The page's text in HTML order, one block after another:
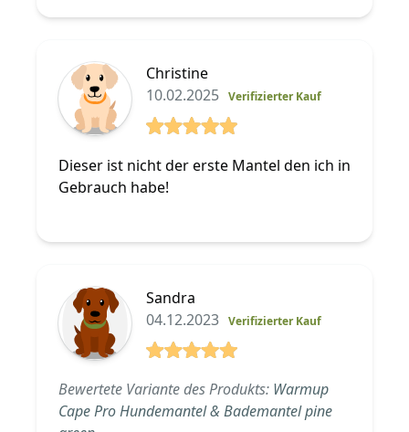
Christine
10.02.2025 Verifizierter Kauf
Dieser ist nicht der erste Mantel den ich in
Gebrauch habe!
Sandra
04.12.2023 Verifizierter Kauf
Bewertete Variante des Produkts: Warmup
Cape Pro Hundemantel & Bademantel pine